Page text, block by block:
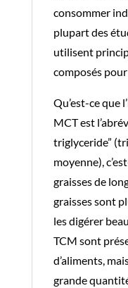
consommer
plupart des
utilisent
composés
Qu’est-ce que
MCT est
triglyceride”
moyenne),
graisses de
graisses sont
les digérer
TCM sont
d’aliments,
grande